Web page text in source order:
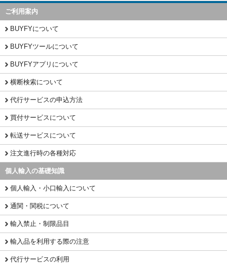
ご利用案内
BUYFYについて
BUYFYツールについて
BUYFYアプリについて
横断検索について
代行サービスの申込方法
買付サービスについて
転送サービスについて
注文進行時の各種対応
個人輸入の基礎知識
個人輸入・小口輸入について
通関・関税について
輸入禁止・制限品目
輸入品を利用する際の注意
代行サービスの利用